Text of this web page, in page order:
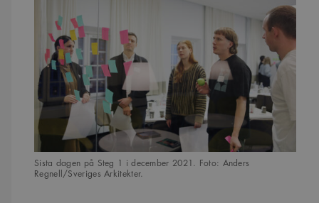
Sista dagen på Steg 1 i december 2021. Foto: Anders
Regnell/Sveriges Arkitekter.